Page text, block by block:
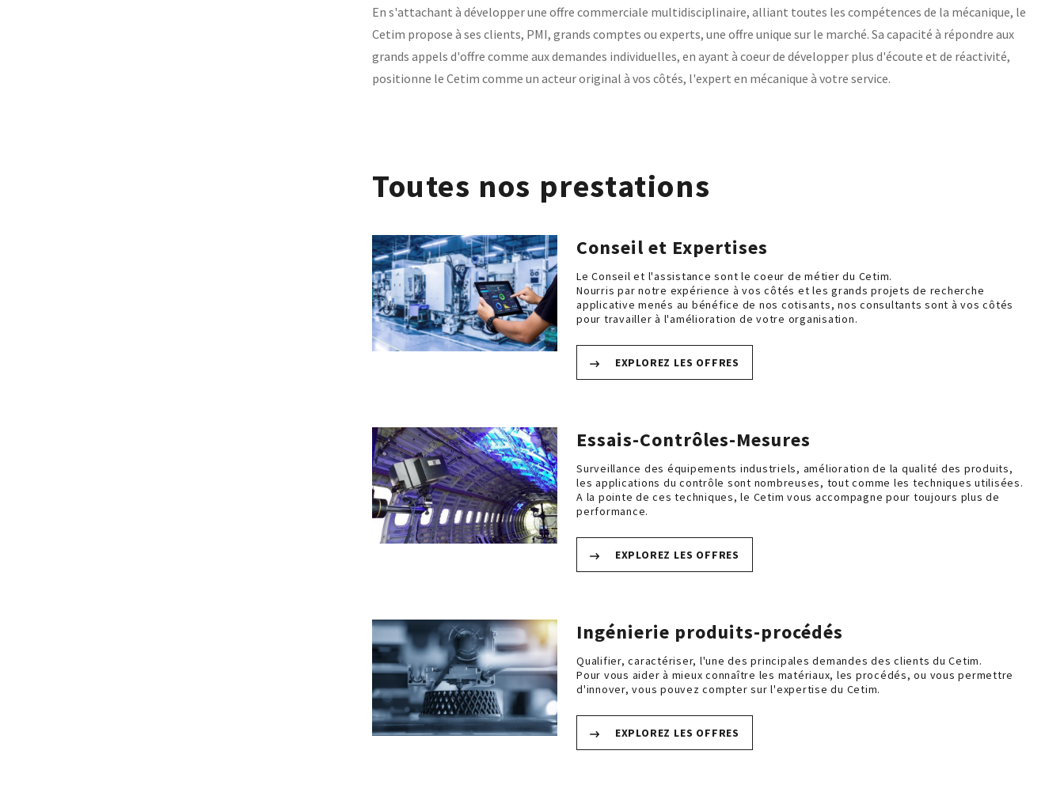
En s'attachant à développer une offre commerciale multidisciplinaire, alliant toutes les compétences de la mécanique, le
Cetim propose à ses clients, PMI, grands comptes ou experts, une offre unique sur le marché. Sa capacité à répondre aux
grands appels d'offre comme aux demandes individuelles, en ayant à coeur de développer plus d'écoute et de réactivité,
positionne le Cetim comme un acteur original à vos côtés, l'expert en mécanique à votre service.
Toutes nos prestations
Conseil et Expertises
Le Conseil et l'assistance sont le coeur de métier du Cetim.
Nourris par notre expérience à vos côtés et les grands projets de recherche
applicative menés au bénéfice de nos cotisants, nos consultants sont à vos côtés
pour travailler à l'amélioration de votre organisation.
EXPLOREZ LES OFFRES
Essais-Contrôles-Mesures
Surveillance des équipements industriels, amélioration de la qualité des produits,
les applications du contrôle sont nombreuses, tout comme les techniques utilisées.
A la pointe de ces techniques, le Cetim vous accompagne pour toujours plus de
performance.
EXPLOREZ LES OFFRES
Ingénierie produits-procédés
Qualifier, caractériser, l'une des principales demandes des clients du Cetim.
Pour vous aider à mieux connaître les matériaux, les procédés, ou vous permettre
d'innover, vous pouvez compter sur l'expertise du Cetim.
EXPLOREZ LES OFFRES